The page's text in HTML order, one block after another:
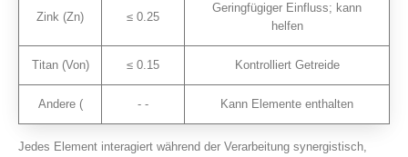
Zink (Zn) ≤ 0.25
Geringfügiger Einfluss; kann
helfen
Titan (Von) ≤ 0.15 Kontrolliert Getreide
Andere ( - - Kann Elemente enthalten
Jedes Element interagiert während der Verarbeitung synergistisch,